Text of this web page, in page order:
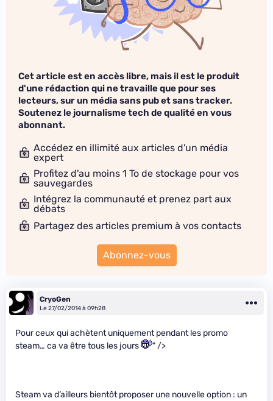
Cet article est en accès libre, mais il est le produit
d'une rédaction qui ne travaille que pour ses
lecteurs, sur un média sans pub et sans tracker.
Soutenez le journalisme tech de qualité en vous
abonnant.
Accédez en illimité aux articles d'un média
expert
Profitez d'au moins 1 To de stockage pour vos
sauvegardes
Intégrez la communauté et prenez part aux
débats
Partagez des articles premium à vos contacts
Abonnez-vous
CryoGen
Le 27/02/2014 à 09h28
Pour ceux qui achètent uniquement pendant les promo
steam… ca va être tous les jours
" />
Steam va d’ailleurs bientôt proposer une nouvelle option : un